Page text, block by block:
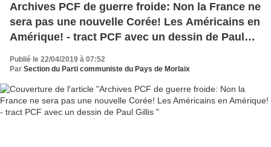
Archives PCF de guerre froide: Non la France ne
sera pas une nouvelle Corée! Les Américains en
Amérique! - tract PCF avec un dessin de Paul
Gillis
Publié le 22/04/2019 à 07:52
Par Section du Parti communiste du Pays de Morlaix